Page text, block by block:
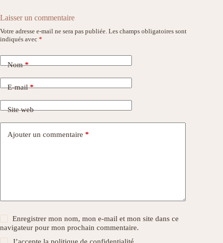
Laisser un commentaire
Votre adresse e-mail ne sera pas publiée. Les champs obligatoires sont
indiqués avec *
Nom*
E-mail*
Site web
Ajouter un commentaire *
Enregistrer mon nom, mon e-mail et mon site dans ce
navigateur pour mon prochain commentaire.
J’accepte lapolitique de confidentialité